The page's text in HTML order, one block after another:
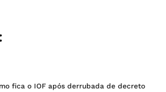
fica o IOF após derrubada de decreto